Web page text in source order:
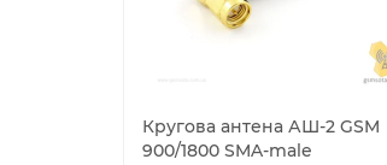
Кругова антена АШ-2 GSM
900/1800 SMA-male